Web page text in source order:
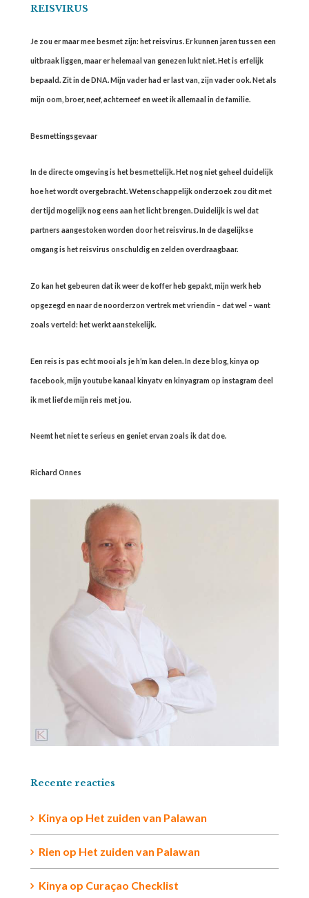
REISVIRUS
Je zou er maar mee besmet zijn: het reisvirus. Er kunnen jaren tussen een
uitbraak liggen, maar er helemaal van genezen lukt niet. Het is erfelijk
bepaald. Zit in de DNA. Mijn vader had er last van, zijn vader ook. Net als
mijn oom, broer, neef, achterneef en weet ik allemaal in de familie.
Besmettingsgevaar
In de directe omgeving is het besmettelijk. Het nog niet geheel duidelijk
hoe het wordt overgebracht. Wetenschappelijk onderzoek zou dit met
der tijd mogelijk nog eens aan het licht brengen. Duidelijk is wel dat
partners aangestoken worden door het reisvirus. In de dagelijkse
omgang is het reisvirus onschuldig en zelden overdraagbaar.
Zo kan het gebeuren dat ik weer de koffer heb gepakt, mijn werk heb
opgezegd en naar de noorderzon vertrek met vriendin – dat wel – want
zoals verteld: het werkt aanstekelijk.
Een reis is pas echt mooi als je h’m kan delen. In deze blog, kinya op
facebook, mijn youtube kanaal kinyatv en kinyagram op instagram deel
ik met liefde mijn reis met jou.
Neemt het niet te serieus en geniet ervan zoals ik dat doe.
Richard Onnes
Recente reacties
Kinya op Het zuiden van Palawan
Rien op Het zuiden van Palawan
Kinya op Curaçao Checklist